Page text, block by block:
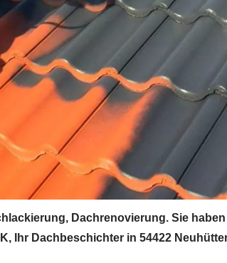
Dachrenovierung. Sie
Dachbeschichter in 54422